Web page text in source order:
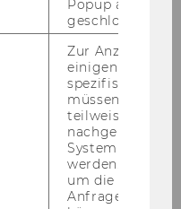
Popup
geschlossen
Zur Anzeige von
einigen WU-
spezifischen
müssen
teilweise von
nachgelagerten
System
werden.
um die Antwort
Anfrage